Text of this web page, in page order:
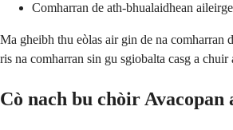
Comharran de ath-bhualaidhean
Ma gheibh thu eòlas air gin de na comharran
ris na comharran sin gu sgiobalta casg a chuir
Cò nach bu chòir Avacopan